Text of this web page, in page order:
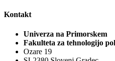
Kontakt
Univerza na Primorskem
Fakulteta za tehnologijo
Ozare 19